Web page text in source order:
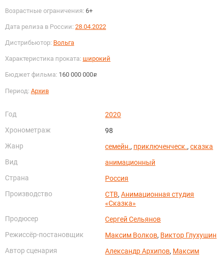
Возрастные ограничения: 6+
Дата релиза в России: 28.04.2022
Дистрибьютор: Вольга
Характеристика проката: широкий
Бюджет фильма: 160 000 000руб.
Период: Архив
Год
2020
Хронометраж
98
Жанр
семейн., приключенческ.,сказка
Вид
анимационный
Страна
Россия
Производство
СТВ,Анимационная студия
«Сказка»
Продюсер
Сергей Сельянов
Режиссёр-постановщик
Максим Волков, Виктор Глухушин
Автор сценария
Александр Архипов, Максим